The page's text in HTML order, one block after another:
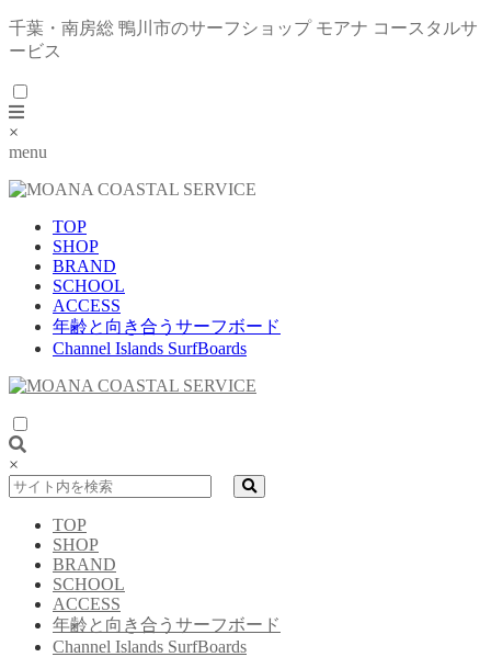
千葉・南房総 鴨川市のサーフショップ モアナ コースタルサ
ービス
×
menu
TOP
SHOP
BRAND
SCHOOL
ACCESS
年齢と向き合うサーフボード
Channel Islands SurfBoards
×
TOP
SHOP
BRAND
SCHOOL
ACCESS
年齢と向き合うサーフボード
Channel Islands SurfBoards